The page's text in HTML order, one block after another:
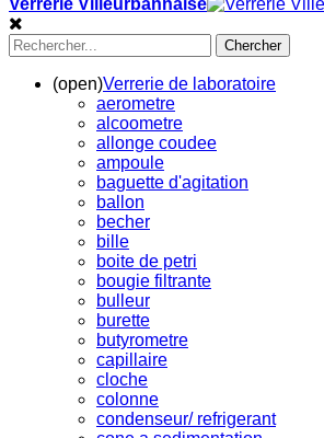
Chercher
(open)Verrerie de laboratoire
aerometre
alcoometre
allonge coudee
ampoule
baguette d'agitation
ballon
becher
bille
boite de petri
bougie filtrante
bulleur
burette
butyrometre
capillaire
cloche
colonne
condenseur/ refrigerant